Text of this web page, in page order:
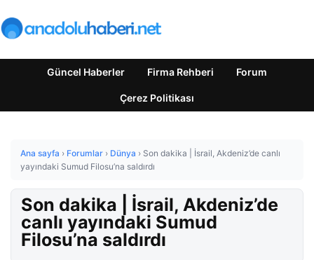
Güncel Haberler Firma Rehberi Forum
Çerez Politikası
Ana sayfa › Forumlar › Dünya › Son dakika | İsrail, Akdeniz’de canlı
yayındaki Sumud Filosu’na saldırdı
Son dakika | İsrail, Akdeniz’de
canlı yayındaki Sumud
Filosu’na saldırdı